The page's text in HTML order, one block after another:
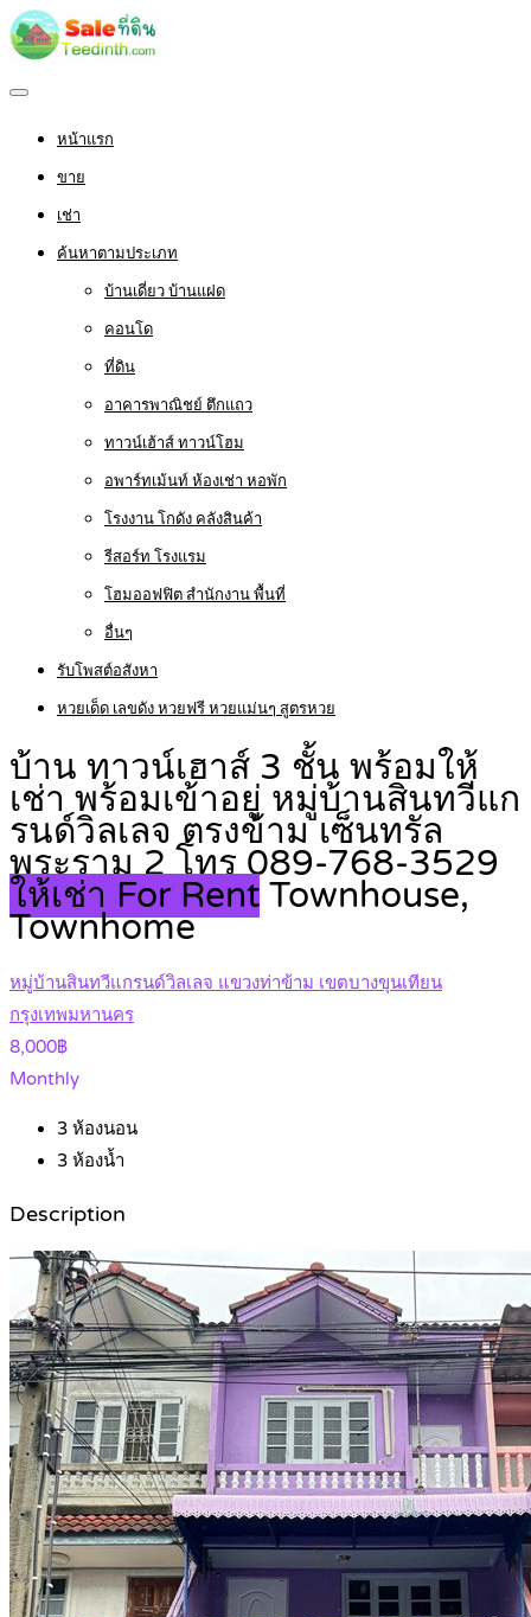
หน้าแรก
ขาย
เช่า
ค้นหาตามประเภท
บ้านเดี่ยว บ้านแฝด
คอนโด
ที่ดิน
อาคารพาณิชย์ ตึกแถว
ทาวน์เฮ้าส์ ทาวน์โฮม
อพาร์ทเม้นท์ ห้องเช่า หอพัก
โรงงาน โกดัง คลังสินค้า
รีสอร์ท โรงแรม
โฮมออฟฟิต สำนักงาน พื้นที่
อื่นๆ
รับโพสต์อสังหา
หวยเด็ด เลขดัง หวยฟรี หวยแม่นๆ สูตรหวย
บ้าน ทาวน์เฮาส์ 3 ชั้น พร้อมให้
เช่า พร้อมเข้าอยู่ หมู่บ้านสินทวีแก
รนด์วิลเลจ ตรงข้าม เซ็นทรัล
พระราม 2 โทร 089-768-3529
ให้เช่า For Rent Townhouse,
Townhome
หมู่บ้านสินทวีแกรนด์วิลเลจ แขวงท่าข้าม เขตบางขุนเทียน
กรุงเทพมหานคร
8,000฿
Monthly
3 ห้องนอน
3 ห้องน้ำ
Description